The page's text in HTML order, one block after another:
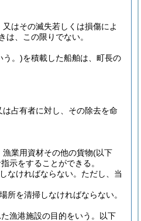
はその滅失若しくは損傷によ
、この限りでない。
う。)を積載した船舶は、町長の
占有者に対し、その除去を命
業用資材その他の貨物(以下
示をすることができる。
なければならない。 ただし、当
を清掃しなければならない。
漁港施設の目的をいう。以下